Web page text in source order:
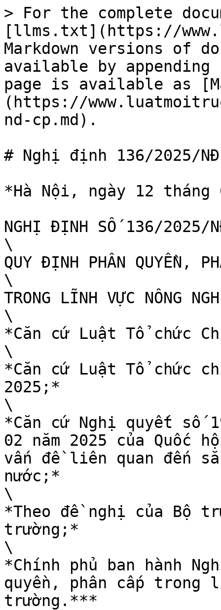
> For the complete
[llms.txt](https://
Markdown versions of
available by
page is available as
(https://
nd-cp.md).
# Nghị định 136/2025/
*Hà Nội, ngày 12 tháng
NGHỊ ĐỊNH SỐ 136/2025/
\
QUY ĐỊNH PHÂN QUYỀN,
\
TRONG LĨNH VỰC NÔNG
\
*Căn cứ Luật Tổ chức
\
*Căn cứ Luật Tổ chức
2025;*
\
*Căn cứ Nghị quyết số
02 năm 2025 của Quốc
vấn đề liên quan đến
nước;*
\
*Theo đề nghị của Bộ
trường;*
\
*Chính phủ ban hành
quyền, phân cấp trong
trường.***